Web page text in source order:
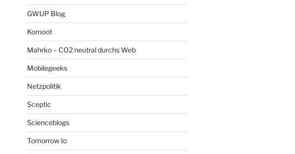
GWUP Blog
Komoot
Mahrko – CO2 neutral durchs Web
Mobilegeeks
Netzpolitik
Sceptic
Scienceblogs
Tomorrow Io